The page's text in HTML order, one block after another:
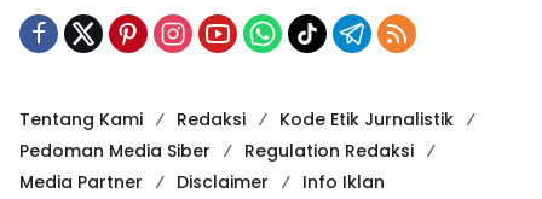
Tentang Kami Redaksi
Kode Etik Jurnalistik
Pedoman Media Siber
Regulation Redaksi
Media Partner
Disclaimer Info Iklan